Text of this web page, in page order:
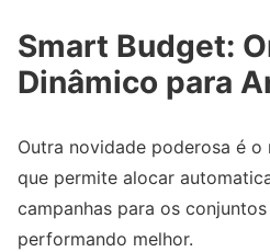
Smart Budget:
Dinâmico para
Outra novidade poderosa é o
que permite alocar
campanhas para os
performando melhor.